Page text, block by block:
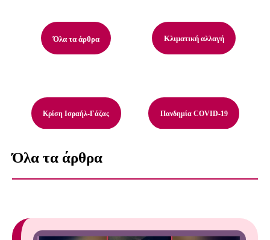
Όλα τα άρθρα Κλιματική αλλαγή
Κρίση Ισραήλ-Γάζας Πανδημία COVID-19
Όλα τα άρθρα